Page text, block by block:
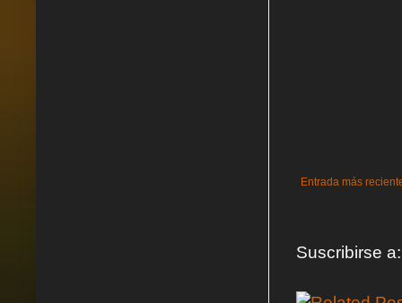
Entrada más
Suscribirse